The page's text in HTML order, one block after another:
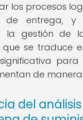
los procesos
de entrega, y
la gestión de
que se traduce
para
de
del